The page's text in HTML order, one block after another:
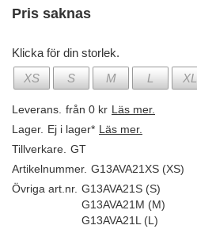
Pris saknas
Klicka för din storlek.
XS
S M L XL
Leverans. från 0 kr Läs mer.
Lager. Ej i lager* Läs mer.
Tillverkare. GT
Artikelnummer. G13AVA21XS (XS)
Övriga art.nr. G13AVA21S (S)
G13AVA21M (M)
G13AVA21L (L)